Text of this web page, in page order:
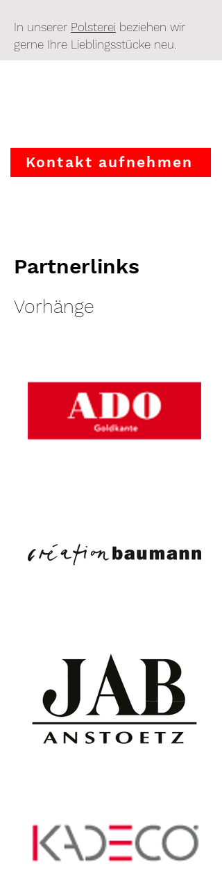
In unserer Polsterei beziehen wir
gerne Ihre Lieblingsstücke neu.
Kontakt aufnehmen
Partnerlinks
Vorhänge